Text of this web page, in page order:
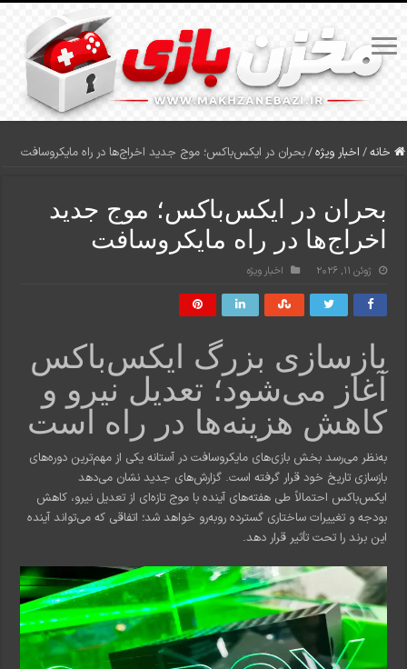
خانه/ اخبار ویژه/بحران در ایکس‌باکس؛ موج جدید اخراج‌ها در راه مایکروسافت
بحران در ایکس‌باکس؛ موج جدید
اخراج‌ها در راه مایکروسافت
ژوئن 11, 2026 اخبار ویژه
بازسازی بزرگ ایکس‌باکس
آغاز می‌شود؛ تعدیل نیرو و
کاهش هزینه‌ها در راه است
به‌نظر می‌رسد بخش بازی‌های مایکروسافت در آستانه یکی از مهم‌ترین دوره‌های
بازسازی تاریخ خود قرار گرفته است. گزارش‌های جدید نشان می‌دهد
ایکس‌باکس احتمالاً طی هفته‌های آینده با موج تازه‌ای از تعدیل نیرو، کاهش
بودجه و تغییرات ساختاری گسترده روبه‌رو خواهد شد؛ اتفاقی که می‌تواند آینده
این برند را تحت تأثیر قرار دهد.